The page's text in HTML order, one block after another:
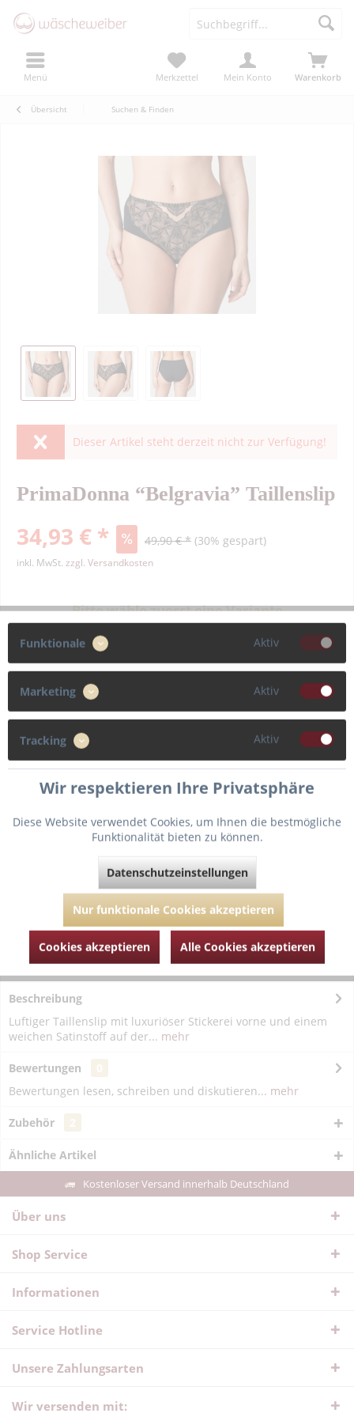
Menü Warenkorb
Merkzettel Mein Konto
Übersicht Suchen & Finden
Dieser Artikel steht derzeit nicht zur Verfügung!
PrimaDonna “Belgravia” Taillenslip
34,93 € * 49,90 € * (30% gespart)
inkl. MwSt. zzgl. Versandkosten
Bitte wähle zuerst eine Variante
Größe
40 42 46
Fragen zum Artikel?
PD056-3221-schwarz-42
Beschreibung
Luftiger Taillenslip mit luxuriöser Stickerei vorne und einem
weichen Satinstoff auf der... mehr
Bewertungen
Bewertungen lesen, schreiben und diskutieren... mehr
Zubehör
Ähnliche Artikel
Kostenloser Versand innerhalb Deutschland
Über uns
Shop Service
Informationen
Service Hotline
Unsere Zahlungsarten
Wir versenden mit:
Funktionale Aktiv
Marketing Aktiv
Tracking Aktiv
Wir respektieren Ihre Privatsphäre
Diese Website verwendet Cookies, um Ihnen die bestmögliche
Funktionalität bieten zu können.
Datenschutzeinstellungen
Nur funktionale Cookies akzeptieren
Cookies akzeptieren Alle Cookies akzeptieren